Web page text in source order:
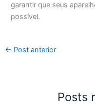
garantir que seus
possível.
← Post anterior
Posts